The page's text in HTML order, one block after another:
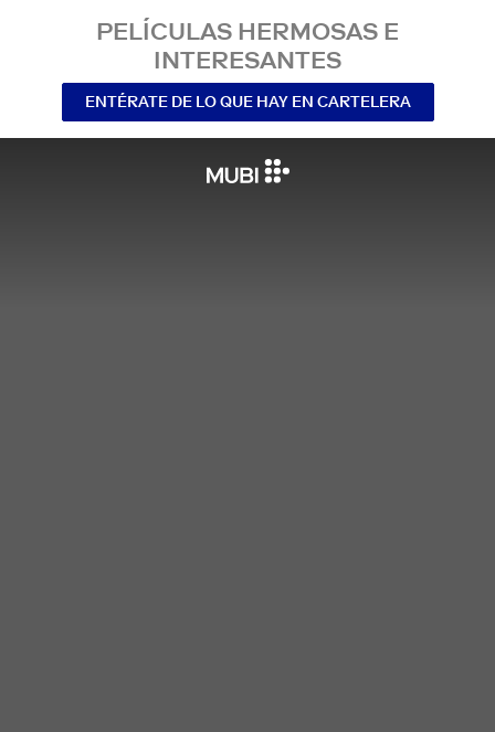
PELÍCULAS HERMOSAS E
INTERESANTES
ENTÉRATE DE LO QUE HAY EN CARTELERA